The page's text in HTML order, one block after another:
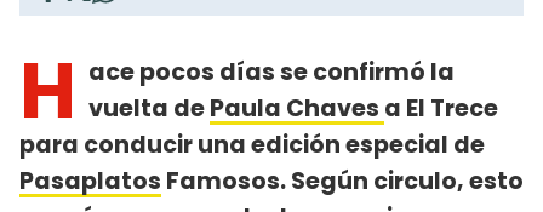
H ace pocos días se confirmó la
vuelta dePaula Chaves a El Trece
para conducir una edición especial de
Pasaplatos Famosos. Según circulo, esto